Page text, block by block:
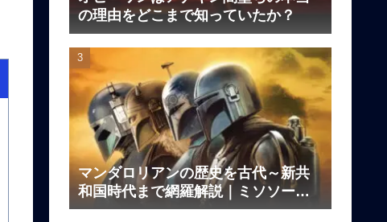
の理由をどこまで知っていたか？
マンダロリアンの歴史を古代～新共
和国時代まで網羅解説｜ミソソー、
ダークセーバーの伝説とは？